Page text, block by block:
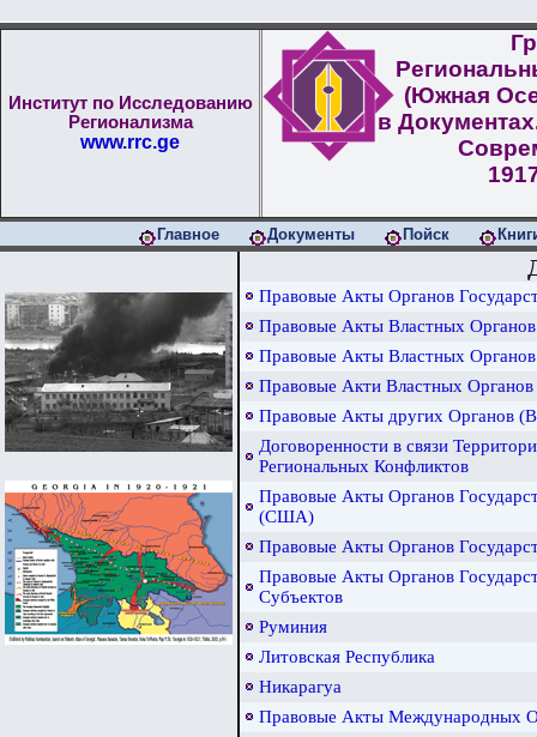
Институт по Исследованию
Регионализма
www.rrc.ge
(Южная
в
Главное Документы Пойск
Правовые Акты Органов
Правовые Акты Властных
Правовые Акты Властных
Правовые Акти Властных Органов
Правовые Акты других Органов
Договоренности в связи
Региональных Конфликтов
Правовые Акты Органов
(США)
Правовые Акты Органов
Правовые Акты Органов
Субъектов
Руминия
Литовская Республика
Никарагуа
Правовые Акты Международных